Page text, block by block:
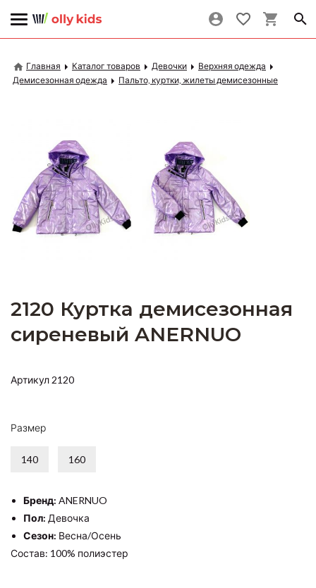
Главная Каталог товаров Девочки
Верхняя одежда
Демисезонная одежда
Пальто, куртки, жилеты демисезонные
2120 Куртка демисезонная
сиреневый ANERNUO
Артикул 2120
Размер
140 160
Бренд: ANERNUO
Пол: Девочка
Сезон: Весна/Осень
Состав: 100% полиэстер